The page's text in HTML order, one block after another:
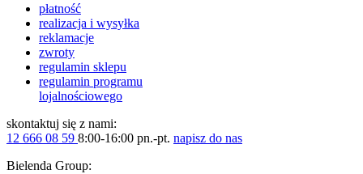
płatność
realizacja i wysyłka
reklamacje
zwroty
regulamin sklepu
regulamin programu
lojalnościowego
skontaktuj się z nami:
12 666 08 59 8:00-16:00 pn.-pt. napisz do nas
Bielenda Group: